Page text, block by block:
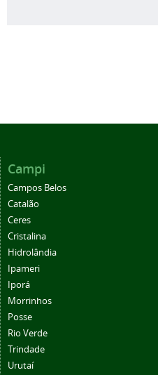
Campi
Campos Belos
Catalão
Ceres
Cristalina
Hidrolândia
Ipameri
Iporá
Morrinhos
Posse
Rio Verde
Trindade
Urutaí